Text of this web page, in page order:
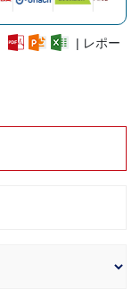
| レポー